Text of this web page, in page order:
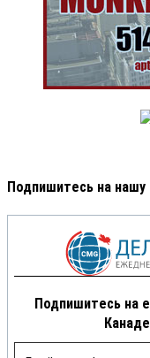
Подпишитесь на нашу
Подпишитесь на